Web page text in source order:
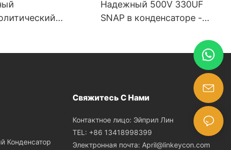
Надежный 500V 330UF
SNAP в конденсаторе -
Конденсатор
Свяжитесь С Нами
Контактное лицо: Эйприл Лин
TEL: +86 13418998399
Электронная почта: April@linkeycon.com